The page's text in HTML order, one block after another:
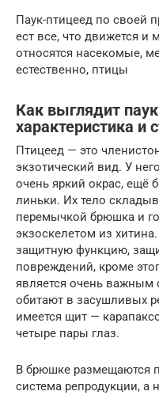
Паук-птицеед по своей
ест все, что движется
относятся насекомые,
естественно, птицы
Как выглядит
характеристика и
Птицеед — это
экзотический вид. У
очень яркий окрас, ещё
линьки. Их тело
перемычкой брюшка и
экзоскелетом из
защитную функцию,
повреждений, кроме
является очень
обитают в засушливых
имеется щит —
четыре пары глаз.
В брюшке размещаются
система репродукции,